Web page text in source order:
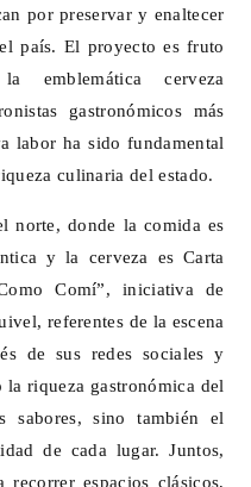
por preservar y enaltecer
país. El proyecto es fruto
emblemática cerveza
gastronómicos más
labor ha sido fundamental
culinaria del estado.
norte, donde la comida es
y la cerveza es Carta
Comí”, iniciativa de
referentes de la escena
de sus redes sociales y
la riqueza gastronómica del
sabores, sino también el
de cada lugar. Juntos,
espacios clásicos,